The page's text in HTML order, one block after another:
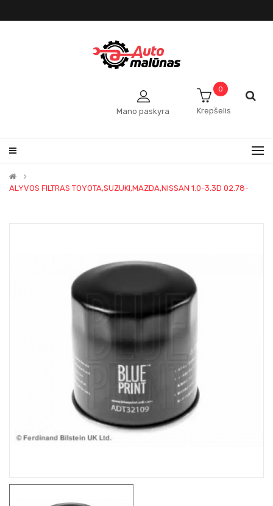
Mano paskyra Krepšelis
0
ALYVOS FILTRAS TOYOTA,SUZUKI,MAZDA,NISSAN 1.0-3.3D 02.78-